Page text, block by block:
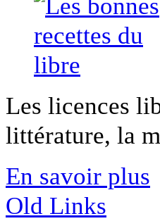
Les licences
littérature, la
En savoir plus
Old Links